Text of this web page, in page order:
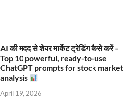
AI की मदद से शेयर मार्केट ट्रेडिंग कैसे करें –
Top 10 powerful, ready-to-use
ChatGPT prompts for stock market
analysis
April 19, 2026